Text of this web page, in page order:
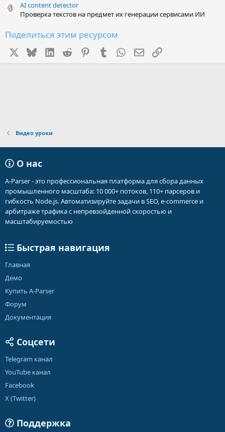
AI content detector
Проверка текстов на предмет их генерации сервисами ИИ
Поделиться этим ресурсом
BlueskyLinkedIn
Reddit PinterestTumblr WhatsApp
Электронная почта
Ссылка
Видео уроки
О нас
A-Parser - это профессиональная платформа для сбора данных
промышленного масштаба: 10 000+ потоков, 110+ парсеров и
гибкость Node.js. Автоматизируйте задачи в SEO, e-commerce и
арбитраже трафика с непревзойденной скоростью и
масштабируемостью
Быстрая навигация
Главная
Демо
Купить A-Parser
Форум
Документация
Соцсети
Telegram канал
YouTube канал
Facebook
X (Twitter)
Поддержка